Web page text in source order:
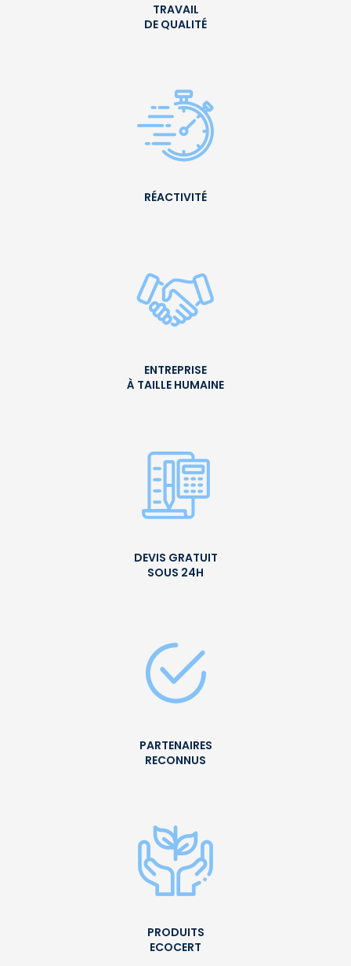
TRAVAIL
DE QUALITÉ
RÉACTIVITÉ
ENTREPRISE
À TAILLE HUMAINE
DEVIS GRATUIT
SOUS 24H
PARTENAIRES
RECONNUS
PRODUITS
ECOCERT